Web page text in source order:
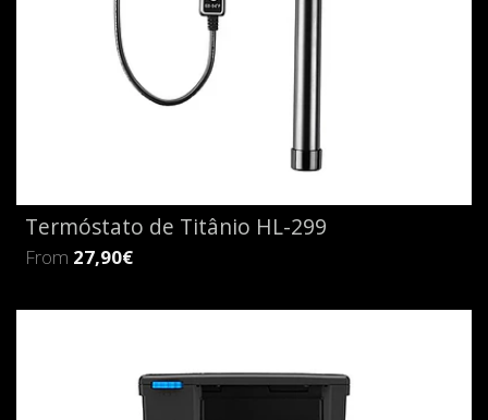
Termóstato de Titânio HL-299
From 27,90€